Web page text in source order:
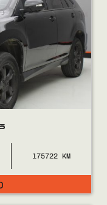
175722
El